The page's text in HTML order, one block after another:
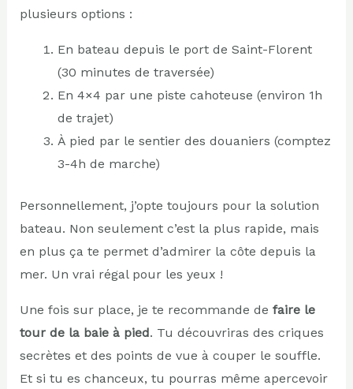
plusieurs options :
En bateau depuis le port de Saint-Florent
(30 minutes de traversée)
En 4×4 par une piste cahoteuse (environ 1h
de trajet)
À pied par le sentier des douaniers (comptez
3-4h de marche)
Personnellement, j’opte toujours pour la solution
bateau. Non seulement c’est la plus rapide, mais
en plus ça te permet d’admirer la côte depuis la
mer. Un vrai régal pour les yeux !
Une fois sur place, je te recommande de faire le
tour de la baie à pied. Tu découvriras des criques
secrètes et des points de vue à couper le souffle.
Et si tu es chanceux, tu pourras même apercevoir